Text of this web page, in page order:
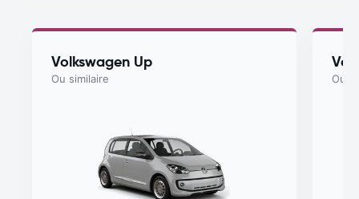
Volkswagen Up
Ou similaire Ou